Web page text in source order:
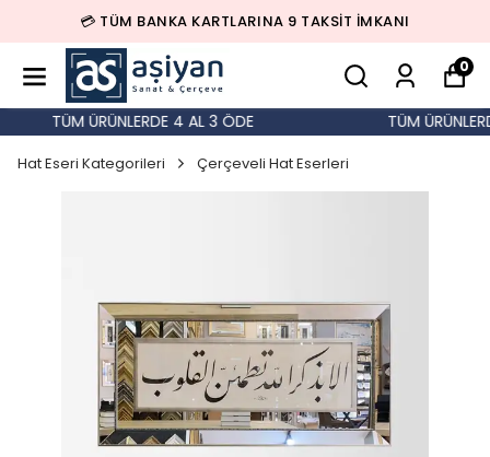
💳 TÜM BANKA KARTLARINA 9 TAKSİT İMKANI
0
TÜM ÜRÜNLERDE 4 AL 3 ÖDE TÜM
Hat Eseri Kategorileri Çerçeveli Hat Eserleri